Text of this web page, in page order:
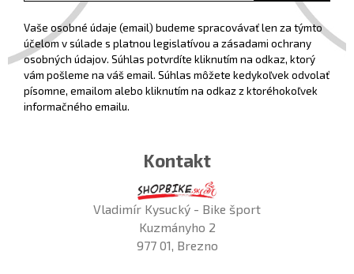
Vaše osobné údaje (email) budeme spracovávať len za týmto
účelom v súlade s platnou legislatívou a zásadami ochrany
osobných údajov. Súhlas potvrdíte kliknutím na odkaz, ktorý
vám pošleme na váš email. Súhlas môžete kedykoľvek odvolať
písomne, emailom alebo kliknutím na odkaz z ktoréhokoľvek
informačného emailu.
Kontakt
Vladimír Kysucký - Bike šport
Kuzmányho 2
977 01, Brezno